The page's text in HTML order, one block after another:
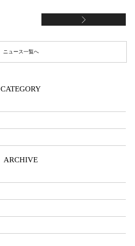
【FC天神コア店（FC加盟店）】閉店致しました
ニュース一覧へ
CATEGORY
ARCHIVE